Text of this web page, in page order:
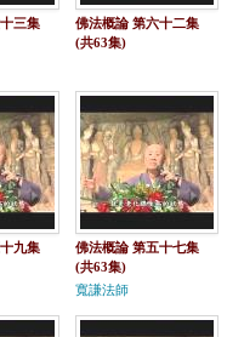
三集
佛法概論 第六十二集
(共63集)
九集
佛法概論 第五十七集
(共63集)
寬謙法師